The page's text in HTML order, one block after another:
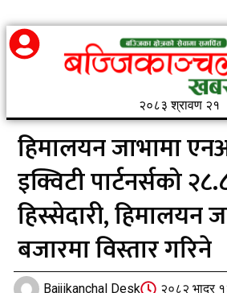
२०८३ श्रावण २१
हिमालयन जाभामा
इक्विटी पार्टनर्सको
हिस्सेदारी, हिमालयन
बजारमा विस्तार गरिने
Bajjikanchal Desk २०८२ भाद्र